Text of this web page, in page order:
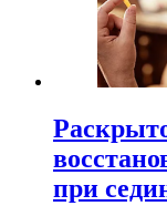
при